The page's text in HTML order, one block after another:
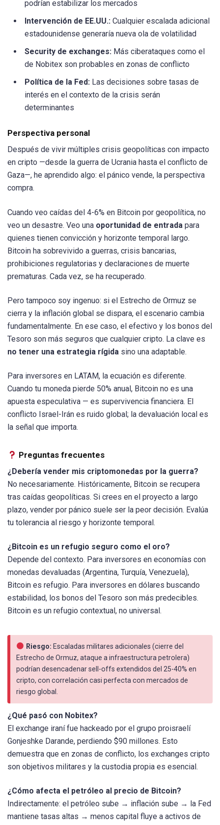
podrían estabilizar los mercados
Intervención de EE.UU.: Cualquier escalada adicional
estadounidense generaría nueva ola de volatilidad
Security de exchanges: Más ciberataques como el
de Nobitex son probables en zonas de conflicto
Política de la Fed: Las decisiones sobre tasas de
interés en el contexto de la crisis serán
determinantes
Perspectiva personal
Después de vivir múltiples crisis geopolíticas con impacto
en cripto —desde la guerra de Ucrania hasta el conflicto de
Gaza—, he aprendido algo: el pánico vende, la perspectiva
compra.
Cuando veo caídas del 4-6% en Bitcoin por geopolítica, no
veo un desastre. Veo una oportunidad de entrada para
quienes tienen convicción y horizonte temporal largo.
Bitcoin ha sobrevivido a guerras, crisis bancarias,
prohibiciones regulatorias y declaraciones de muerte
prematuras. Cada vez, se ha recuperado.
Pero tampoco soy ingenuo: si el Estrecho de Ormuz se
cierra y la inflación global se dispara, el escenario cambia
fundamentalmente. En ese caso, el efectivo y los bonos del
Tesoro son más seguros que cualquier cripto. La clave es
no tener una estrategia rígida sino una adaptable.
Para inversores en LATAM, la ecuación es diferente.
Cuando tu moneda pierde 50% anual, Bitcoin no es una
apuesta especulativa — es supervivencia financiera. El
conflicto Israel-Irán es ruido global; la devaluación local es
la señal que importa.
Preguntas frecuentes
¿Debería vender mis criptomonedas por la guerra?
No necesariamente. Históricamente, Bitcoin se recupera
tras caídas geopolíticas. Si crees en el proyecto a largo
plazo, vender por pánico suele ser la peor decisión. Evalúa
tu tolerancia al riesgo y horizonte temporal.
¿Bitcoin es un refugio seguro como el oro?
Depende del contexto. Para inversores en economías con
monedas devaluadas (Argentina, Turquía, Venezuela),
Bitcoin es refugio. Para inversores en dólares buscando
estabilidad, los bonos del Tesoro son más predecibles.
Bitcoin es un refugio contextual, no universal.
Riesgo: Escaladas militares adicionales (cierre del
Estrecho de Ormuz, ataque a infraestructura petrolera)
podrían desencadenar sell-offs extendidos del 25-40% en
cripto, con correlación casi perfecta con mercados de
riesgo global.
¿Qué pasó con Nobitex?
El exchange iraní fue hackeado por el grupo proisraelí
Gonjeshke Darande, perdiendo $90 millones. Esto
demuestra que en zonas de conflicto, los exchanges cripto
son objetivos militares y la custodia propia es esencial.
¿Cómo afecta el petróleo al precio de Bitcoin?
Indirectamente: el petróleo sube → inflación sube → la Fed
mantiene tasas altas → menos capital fluye a activos de